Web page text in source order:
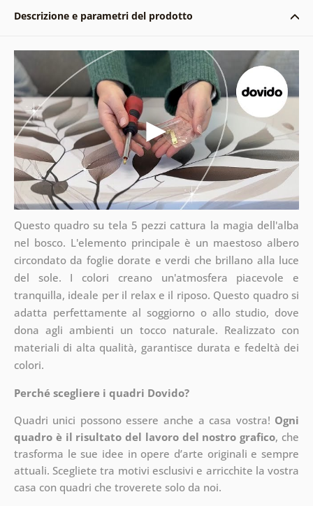
Descrizione e parametri del prodotto
Questo quadro su tela 5 pezzi cattura la magia dell'alba
nel bosco. L'elemento principale è un maestoso albero
circondato da foglie dorate e verdi che brillano alla luce
del sole. I colori creano un'atmosfera piacevole e
tranquilla, ideale per il relax e il riposo. Questo quadro si
adatta perfettamente al soggiorno o allo studio, dove
dona agli ambienti un tocco naturale. Realizzato con
materiali di alta qualità, garantisce durata e fedeltà dei
colori.
Perché scegliere i quadri Dovido?
Quadri unici possono essere anche a casa vostra! Ogni
quadro è il risultato del lavoro del nostro grafico, che
trasforma le sue idee in opere d’arte originali e sempre
attuali. Scegliete tra motivi esclusivi e arricchite la vostra
casa con quadri che troverete solo da noi.